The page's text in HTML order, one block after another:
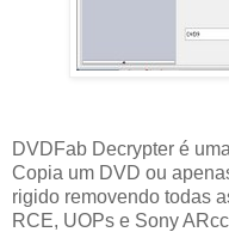
DVDFab Decrypter é
Copia um DVD ou
rigido removendo todas
RCE, UOPs e Sony